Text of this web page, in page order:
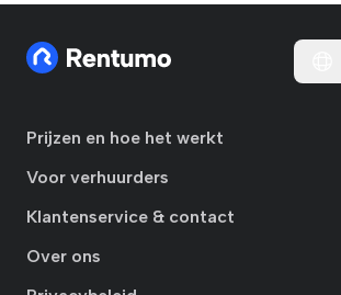
Prijzen en hoe het werkt
Voor verhuurders
Klantenservice & contact
Over ons